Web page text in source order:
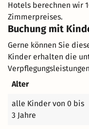
Hotels berechnen wir
Zimmerpreises.
Buchung mit
Gerne können Sie
Kinder erhalten die
Alter
alle Kinder von 0 bis
3 Jahre